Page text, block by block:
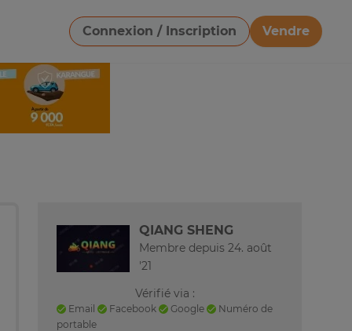
Connexion / Inscription
Vendre
Télécharger une image
QIANG SHENG
Membre depuis 24. août
'21
Vérifié via :
Email Facebook Google
Numéro de
portable